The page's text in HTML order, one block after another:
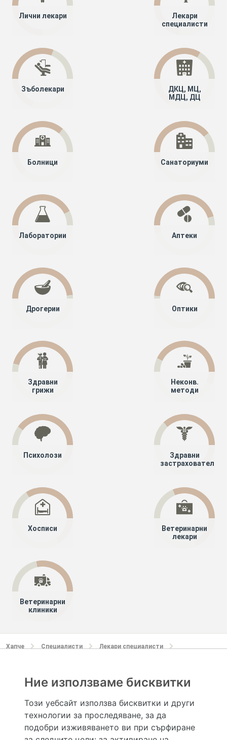
Лични лекари
Лекари
специалисти
Зъболекари
ДКЦ, МЦ,
МДЦ, ДЦ
Болници Санаториуми
Лаборатории Аптеки
Дрогерии Оптики
Здравни
грижи
Неконв.
методи
Психолози
Здравни
застрахователи
Хосписи
Ветеринарни
лекари
Ветеринарни
клиники
Хапче Специалисти
Лекари специалисти
София-област
Hapche.bg НЕ е медицински, зравен или сроден специалист и НЕ дава медицински
консултации и здравни съвети. Hapche.bg НЕ се явява медицинска услуга и НЕ
осигурява диагноза и лечение. Hapche.bg НЕ препоръчва медицински и други здравни и
сродни специалисти и заведения. Hapche.bg НЕ търгува с лекарствени продукти и
Ние използваме бисквитки
Този уебсайт използва бисквитки и други
технологии за проследяване, за да
подобри изживяването ви при сърфиране